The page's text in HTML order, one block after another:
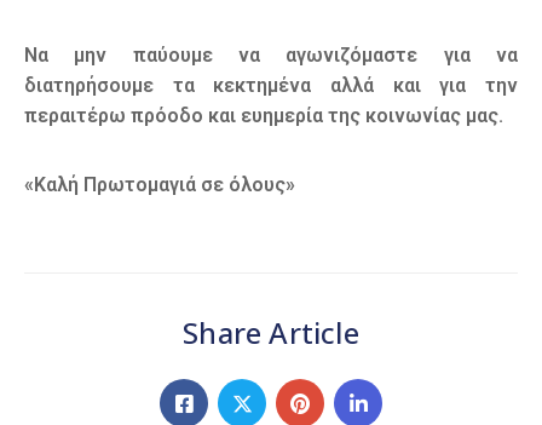
Να μην παύουμε να αγωνιζόμαστε για να
διατηρήσουμε τα κεκτημένα αλλά και για την
περαιτέρω πρόοδο και ευημερία της κοινωνίας μας.
«Καλή Πρωτομαγιά σε όλους»
Share Article